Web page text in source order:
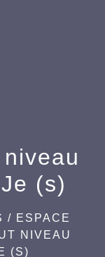
(s)
/ ESPACE
NIVEAU
(S)